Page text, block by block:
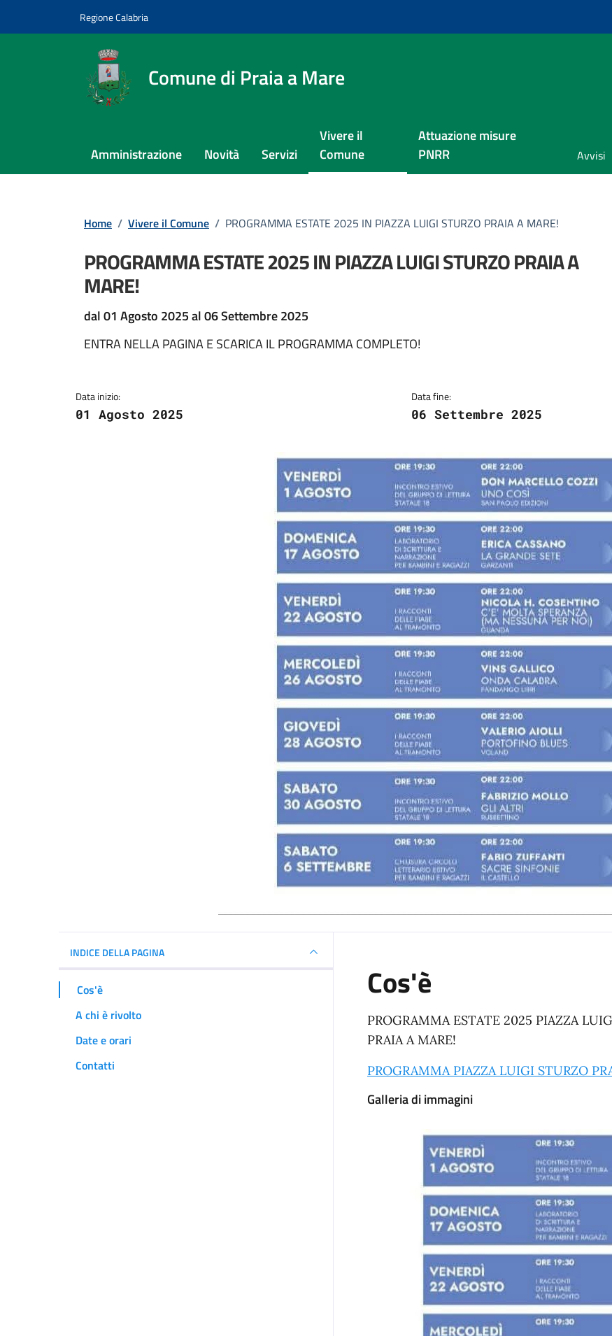
Regione Calabria
Comune di Praia a Mare
Amministrazione Novità Servizi
Vivere il
Comune
Attuazione misure
PNRR
Avvisi
Home / Vivere il Comune / PROGRAMMA ESTATE 2025 IN PIAZZA LUIGI STURZO PRAIA A MARE!
PROGRAMMA ESTATE 2025 IN PIAZZA LUIGI STURZO PRAIA A
MARE!
dal 01 Agosto 2025 al 06 Settembre 2025
ENTRA NELLA PAGINA E SCARICA IL PROGRAMMA COMPLETO!
Data inizio:
01 Agosto 2025
Data fine:
06 Settembre 2025
INDICE DELLA PAGINA
Cos'è
A chi è rivolto
Date e orari
Contatti
Cos'è
PROGRAMMA ESTATE 2025 PIAZZA
PRAIA A MARE!
PROGRAMMA PIAZZA LUIGI STURZO
Galleria di immagini